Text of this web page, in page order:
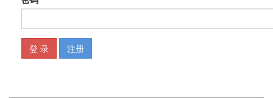
进一步要做的事 22
核心管理团队 24
首席工程师 25